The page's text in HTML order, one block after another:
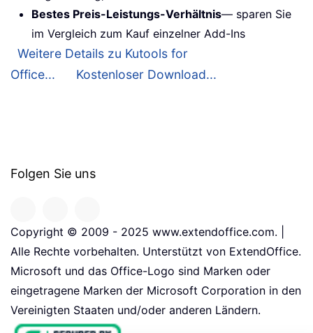
Bestes Preis-Leistungs-Verhältnis— sparen Sie
im Vergleich zum Kauf einzelner Add-Ins
Weitere Details zu Kutools for
Office...
Kostenloser Download...
Folgen Sie uns
Copyright © 2009 - 2025 www.extendoffice.com. |
Alle Rechte vorbehalten. Unterstützt von ExtendOffice.
Microsoft und das Office-Logo sind Marken oder
eingetragene Marken der Microsoft Corporation in den
Vereinigten Staaten und/oder anderen Ländern.